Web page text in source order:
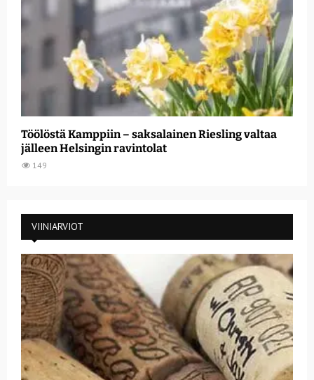
Töölöstä Kamppiin – saksalainen Riesling valtaa
jälleen Helsingin ravintolat
149
VIINIARVIOT